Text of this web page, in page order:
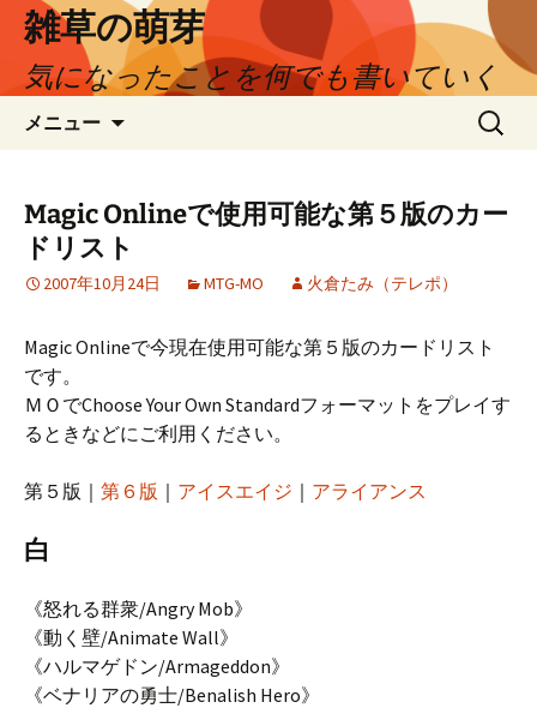
ン
へ
雑草の萌芽
気になったことを何でも書いていく
メニュー
検
索:
Magic Onlineで使用可能な第５版のカー
ドリスト
2007年10月24日 MTG-MO 火倉たみ（テレポ）
Magic Onlineで今現在使用可能な第５版のカードリスト
です。
ＭＯでChoose Your Own Standardフォーマットをプレイす
るときなどにご利用ください。
第５版｜ 第６版 ｜ アイスエイジ ｜ アライアンス
白
《怒れる群衆/Angry Mob》
《動く壁/Animate Wall》
《ハルマゲドン/Armageddon》
《ベナリアの勇士/Benalish Hero》